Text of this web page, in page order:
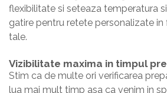
flexibilitate si seteaza temperatura
gatire pentru retete personalizate
tale.
Vizibilitate maxima in timpul
Stim ca de multe ori verificarea
lua mai mult timp asa ca venim in